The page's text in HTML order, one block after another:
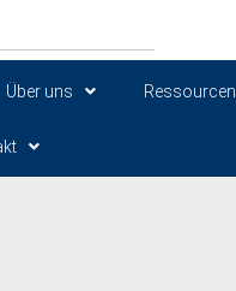
Über uns Ressourcen